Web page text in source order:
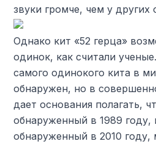
звуки громче, чем у других
Однако кит «52 герца»
одинок, как считали
самого одинокого кита в
обнаружен, но в
дает основания полагать,
обнаруженный в 1989 году,
обнаруженный в 2010 году,